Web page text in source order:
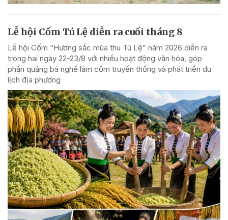
Lễ hội Cốm Tú Lệ diễn ra cuối tháng 8
Lễ hội Cốm “Hương sắc mùa thu Tú Lệ” năm 2026 diễn ra
trong hai ngày 22-23/8 với nhiều hoạt động văn hóa, góp
phần quảng bá nghề làm cốm truyền thống và phát triển du
lịch địa phương